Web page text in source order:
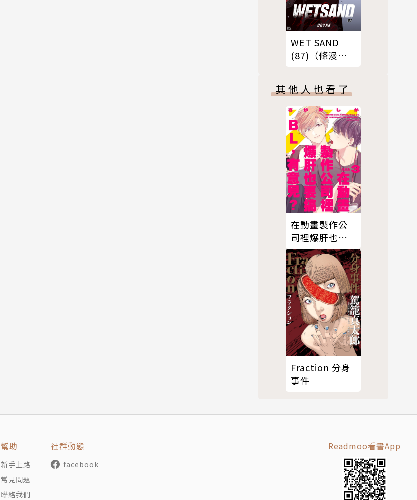
WET SAND
(87)（條漫
其他人也看了
在動畫製作公
司裡爆肝也要
搞ＢＬ，有意
見？03
Fraction 分身
事件
幫助
新手上路
常見問題
聯絡我們
社群動態
facebook
Readmoo看書App